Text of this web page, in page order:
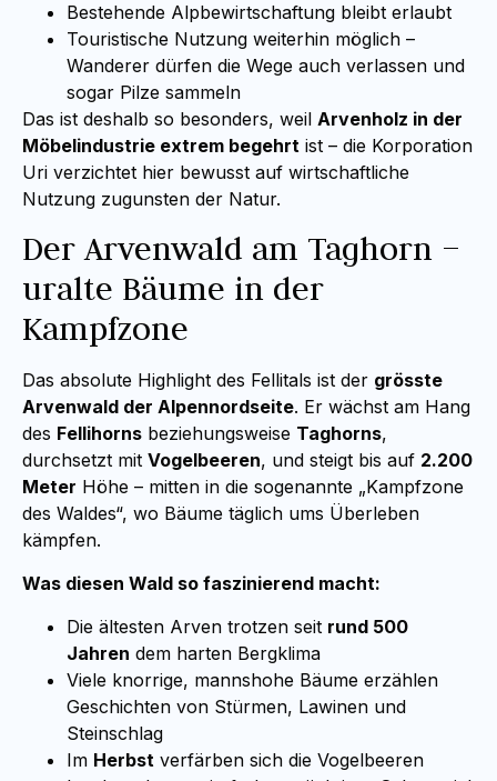
Bestehende Alpbewirtschaftung bleibt erlaubt
Touristische Nutzung weiterhin möglich –
Wanderer dürfen die Wege auch verlassen und
sogar Pilze sammeln
Das ist deshalb so besonders, weil Arvenholz in der
Möbelindustrie extrem begehrt ist – die Korporation
Uri verzichtet hier bewusst auf wirtschaftliche
Nutzung zugunsten der Natur.
Der Arvenwald am Taghorn –
uralte Bäume in der
Kampfzone
Das absolute Highlight des Fellitals ist der grösste
Arvenwald der Alpennordseite. Er wächst am Hang
des Fellihorns beziehungsweise Taghorns,
durchsetzt mit Vogelbeeren, und steigt bis auf 2.200
Meter Höhe – mitten in die sogenannte „Kampfzone
des Waldes“, wo Bäume täglich ums Überleben
kämpfen.
Was diesen Wald so faszinierend macht:
Die ältesten Arven trotzen seit rund 500
Jahren dem harten Bergklima
Viele knorrige, mannshohe Bäume erzählen
Geschichten von Stürmen, Lawinen und
Steinschlag
Im Herbst verfärben sich die Vogelbeeren